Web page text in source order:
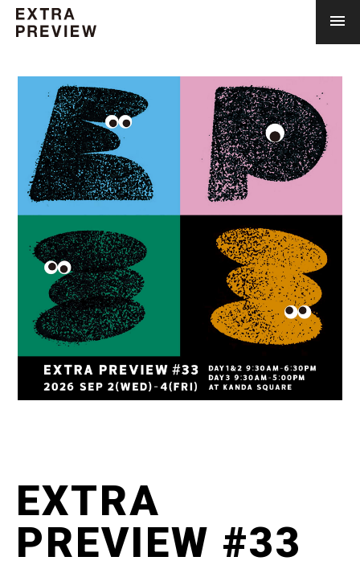
EXTRA
PREVIEW #33